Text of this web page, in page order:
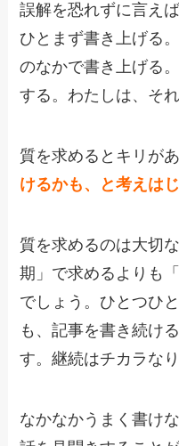
誤解を恐れずに言え
ひとまず書き上げる
のなかで書き上げる
する。わたしは、そ
質を求めるとキリが
けるかも、と考えは
質を求めるのは大切
期」で求めるよりも
でしょう。ひとつひ
も、記事を書き続け
す。継続はチカラなり
なかなかうまく書け